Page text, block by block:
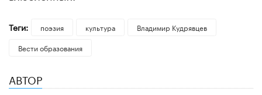
Теги: поэзия культура
Владимир Кудрявцев
Вести образования
АВТОР